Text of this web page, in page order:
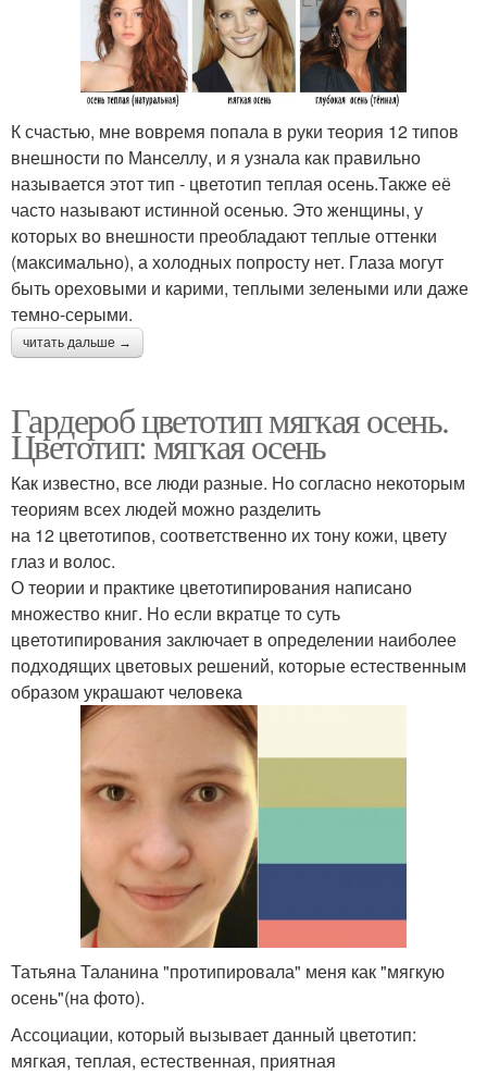
К счастью, мне вовремя попала в руки теория 12 типов
внешности по Манселлу, и я узнала как правильно
называется этот тип - цветотип теплая осень.Также её
часто называют истинной осенью. Это женщины, у
которых во внешности преобладают теплые оттенки
(максимально), а холодных попросту нет. Глаза могут
быть ореховыми и карими, теплыми зелеными или даже
темно-серыми.
читать дальше →
Гардероб цветотип мягкая осень.
Цветотип: мягкая осень
Как известно, все люди разные. Но согласно некоторым
теориям всех людей можно разделить
на 12 цветотипов, соответственно их тону кожи, цвету
глаз и волос.
О теории и практике цветотипирования написано
множество книг. Но если вкратце то суть
цветотипирования заключает в определении наиболее
подходящих цветовых решений, которые естественным
образом украшают человека
Татьяна Таланина "протипировала" меня как "мягкую
осень"(на фото).
Ассоциации, который вызывает данный цветотип:
мягкая, теплая, естественная, приятная